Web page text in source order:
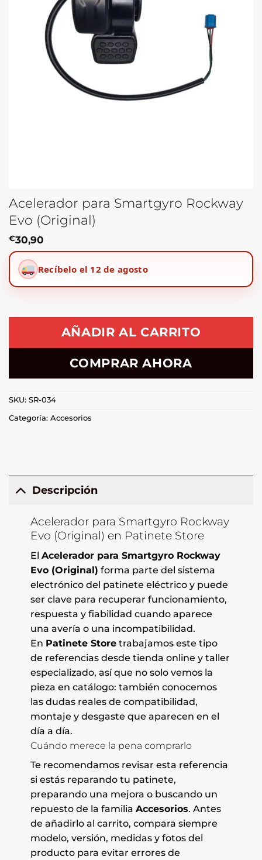
Acelerador para Smartgyro Rockway
Evo (Original)
€30,90
Recíbelo el 12 de agosto
AÑADIR AL CARRITO
COMPRAR AHORA
SKU: SR-034
Categoría: Accesorios
Descripción
Acelerador para Smartgyro Rockway
Evo (Original) en Patinete Store
El Acelerador para Smartgyro Rockway
Evo (Original) forma parte del sistema
electrónico del patinete eléctrico y puede
ser clave para recuperar funcionamiento,
respuesta y fiabilidad cuando aparece
una avería o una incompatibilidad.
En Patinete Storetrabajamos este tipo
de referencias desde tienda online y taller
especializado, así que no solo vemos la
pieza en catálogo: también conocemos
las dudas reales de compatibilidad,
montaje y desgaste que aparecen en el
día a día.
Cuándo merece la pena comprarlo
Te recomendamos revisar esta referencia
si estás reparando tu patinete,
preparando una mejora o buscando un
repuesto de la familia Accesorios. Antes
de añadirlo al carrito, compara siempre
modelo, versión, medidas y fotos del
producto para evitar errores de